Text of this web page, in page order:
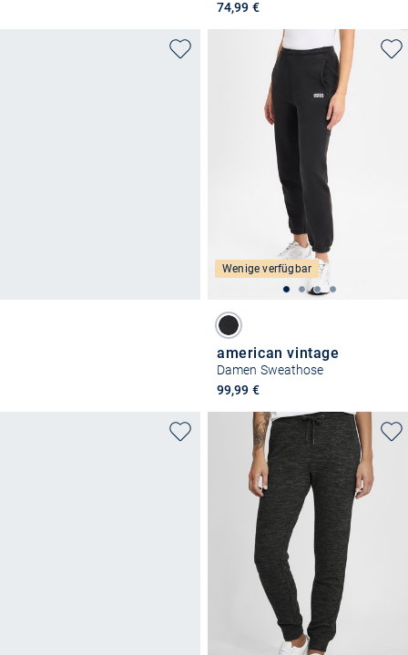
74,99 €
Wenige verfügbar
american vintage
Damen Sweathose
99,99 €